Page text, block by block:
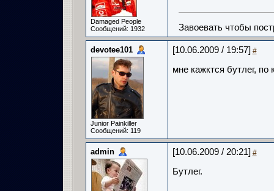
Damaged People
Сообщений: 1932
Завоевать чтобы
devotee101
Junior Painkiller
Сообщений: 119
[10.06.2009 / 19:57] #
мне кажктся бутлег, по
admin [10.06.2009 / 20:21] #
Бутлег.